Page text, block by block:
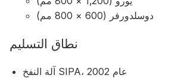
دوسلدورفر (600 × 800 مم)
نطاق التسليم
آلة النفخ SIPA، عام 2002